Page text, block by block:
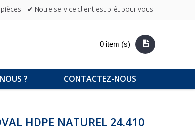
✔ Notre service client est prêt pour vous
0 item (s)
? CONTACTEZ-NOUS
HDPE NATUREL 24.410